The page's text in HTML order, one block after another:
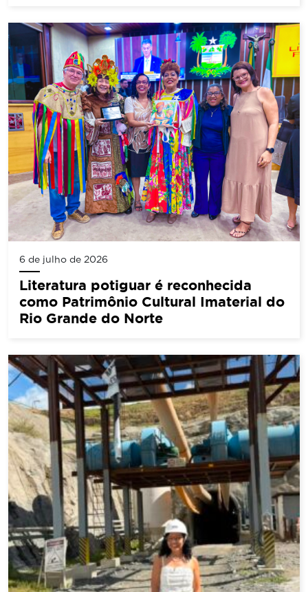
6 de julho de 2026
Literatura potiguar é reconhecida
como Patrimônio Cultural Imaterial do
Rio Grande do Norte